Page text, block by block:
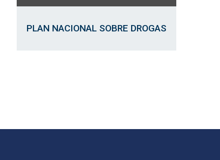
PLAN NACIONAL SOBRE DROGAS